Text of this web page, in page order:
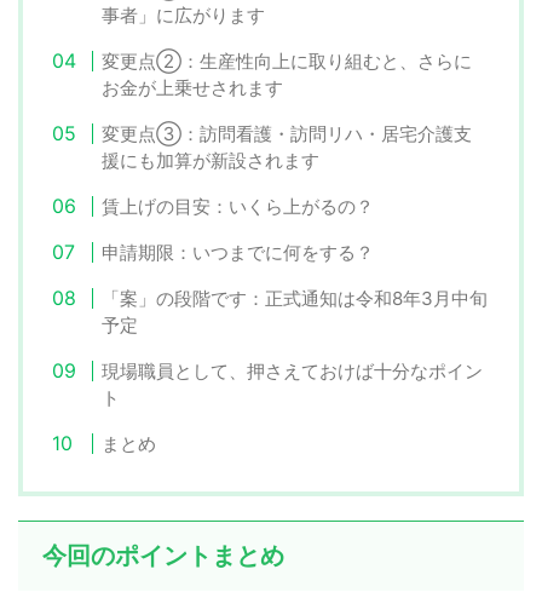
事者」に広がります
変更点②：生産性向上に取り組むと、さらに
お金が上乗せされます
変更点③：訪問看護・訪問リハ・居宅介護支
援にも加算が新設されます
賃上げの目安：いくら上がるの？
申請期限：いつまでに何をする？
「案」の段階です：正式通知は令和8年3月中旬
予定
現場職員として、押さえておけば十分なポイン
ト
まとめ
今回のポイントまとめ